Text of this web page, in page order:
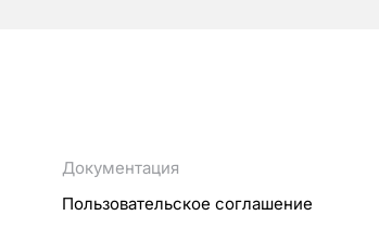
Документация
Пользовательское соглашение